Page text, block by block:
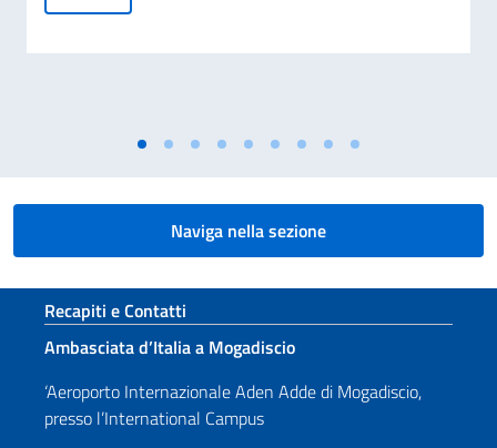
Naviga nella sezione
Sezione footer
Recapiti e Contatti
Ambasciata d’Italia a Mogadiscio
‘Aeroporto Internazionale Aden Adde di Mogadiscio,
presso l’International Campus